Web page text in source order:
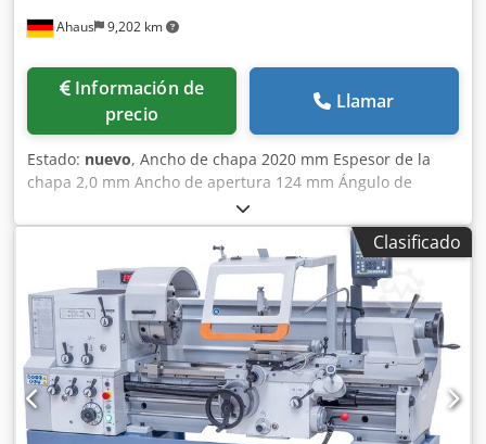
Ahaus 9,202 km
Información de
precio
Llamar
Estado: nuevo, Ancho de chapa 2020 mm Espesor de la
chapa 2,0 mm Ancho de apertura 124 mm Ángulo de
curvatura máx. 0 - 135 ° Altura de trabajo 930 mm
Requerimiento total de potencia manual en kW Peso
aproximado de la máquina. 1.010 kilogramos Requisito de
espacio aprox. 2,75 x 0,56 x 1,26 m Dsdpfxexaaans Ancekr
Características - Máquina plegadora fácil de usar - Guía
plana para un movimiento preciso de la viga superior -
Ángulo de curvatura ajustable manualmente mediante
una escala. - Construcción robusta de acero soldado,
diseñada para uso intensivo. - Gran ancho de apertura
para mecanizar piezas altas - Opcionalmente con tope
trasero para trabajos en serie. - Proceso de doblado rápido
Clasificado